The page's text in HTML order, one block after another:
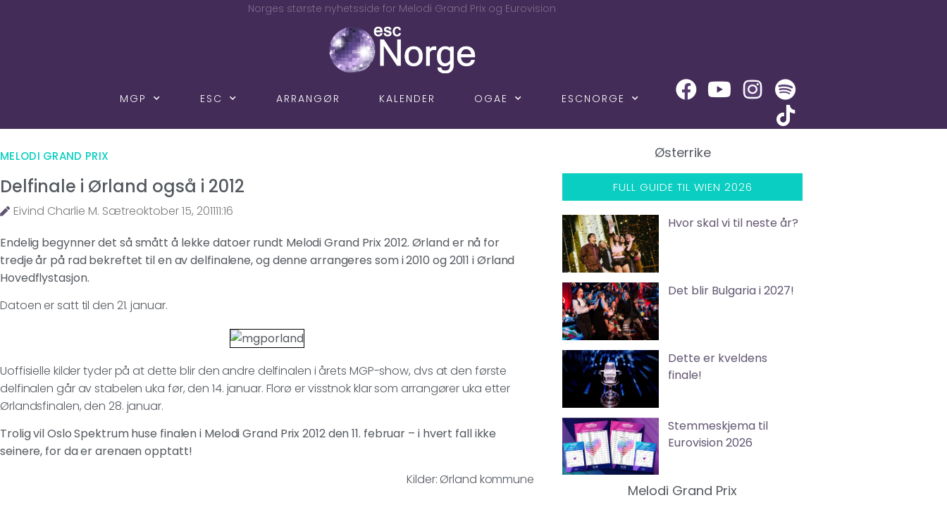
Norges største nyhetsside for Melodi Grand Prix og Eurovision
MGP ESC ARRANGØR KALENDER OGAE ESCNORGE
MELODI GRAND PRIX
Delfinale i Ørland også i 2012
Eivind Charlie M. Sætreoktober 15, 201111:16
Endelig begynner det så smått å lekke datoer rundt Melodi Grand Prix 2012. Ørland er nå for
tredje år på rad bekreftet til en av delfinalene, og denne arrangeres som i 2010 og 2011 iØrland
Hovedflystasjon.
Datoen er satt til den 21. januar.
Uoffisielle kilder tyder på at dette blir den andre delfinalen i årets MGP-show, dvs at den første
delfinalen går av stabelen uka før, den 14. januar. Florø er visstnok klar som arrangører uka etter
Ørlandsfinalen, den 28. januar.
Trolig vil Oslo Spektrum huse finalen i Melodi Grand Prix 2012 den 11. februar – i hvert fall ikke
seinere, for da er arenaen opptatt!
Kilder: Ørland kommune
Østerrike
FULL GUIDE TIL WIEN 2026
Hvor skal vi til neste år?
Det blir Bulgaria i 2027!
Dette er kveldens
finale!
Stemmeskjema til
Eurovision 2026
Melodi Grand Prix